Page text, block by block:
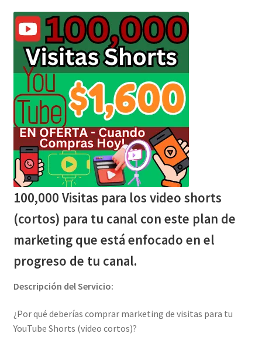
100,000 Visitas para los video shorts
(cortos) para tu canal con este plan de
marketing que está enfocado en el
progreso de tu canal.
Descripción del Servicio:
¿Por qué deberías comprar marketing de visitas para tu
YouTube Shorts (video cortos)?